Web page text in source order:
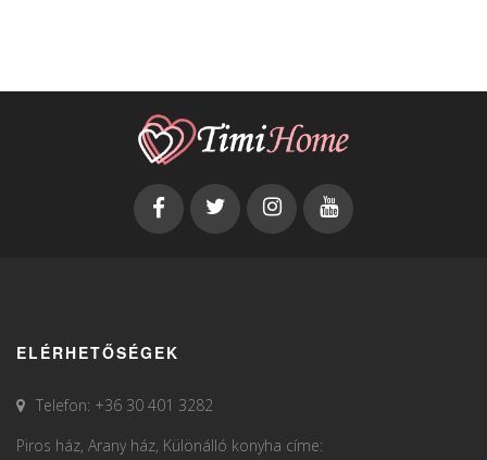
ELÉRHETŐSÉGEK
Telefon: +36 30 401 3282
Piros ház, Arany ház, Különálló konyha címe: